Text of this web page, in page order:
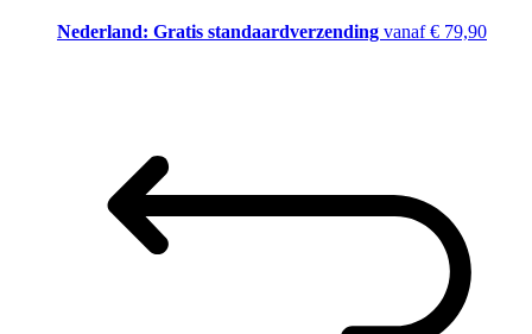
Nederland: Gratis standaardverzending vanaf € 79,90